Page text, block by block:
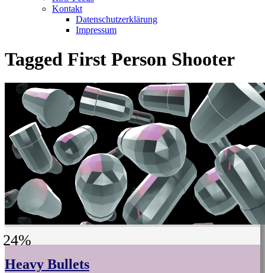
Kontakt
Datenschutzerklärung
Impressum
Tagged First Person Shooter
24%
Heavy Bullets